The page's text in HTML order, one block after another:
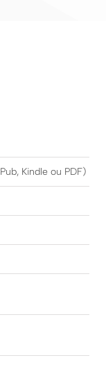
Kindle ou PDF)